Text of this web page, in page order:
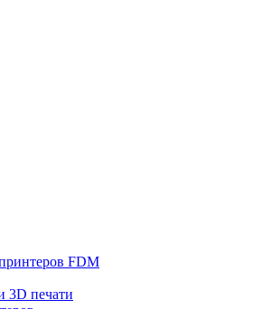
FDM
3D печати